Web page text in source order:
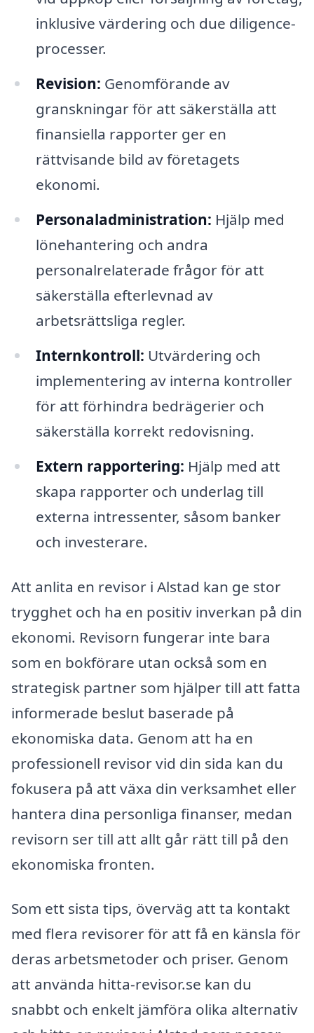
inklusive värdering och due diligence-
processer.
Revision: Genomförande av
granskningar för att säkerställa att
finansiella rapporter ger en
rättvisande bild av företagets
ekonomi.
Personaladministration: Hjälp med
lönehantering och andra
personalrelaterade frågor för att
säkerställa efterlevnad av
arbetsrättsliga regler.
Internkontroll: Utvärdering och
implementering av interna kontroller
för att förhindra bedrägerier och
säkerställa korrekt redovisning.
Extern rapportering: Hjälp med att
skapa rapporter och underlag till
externa intressenter, såsom banker
och investerare.
Att anlita en revisor i Alstad kan ge stor
trygghet och ha en positiv inverkan på din
ekonomi. Revisorn fungerar inte bara
som en bokförare utan också som en
strategisk partner som hjälper till att fatta
informerade beslut baserade på
ekonomiska data. Genom att ha en
professionell revisor vid din sida kan du
fokusera på att växa din verksamhet eller
hantera dina personliga finanser, medan
revisorn ser till att allt går rätt till på den
ekonomiska fronten.
Som ett sista tips, överväg att ta kontakt
med flera revisorer för att få en känsla för
deras arbetsmetoder och priser. Genom
att använda hitta-revisor.se kan du
snabbt och enkelt jämföra olika alternativ